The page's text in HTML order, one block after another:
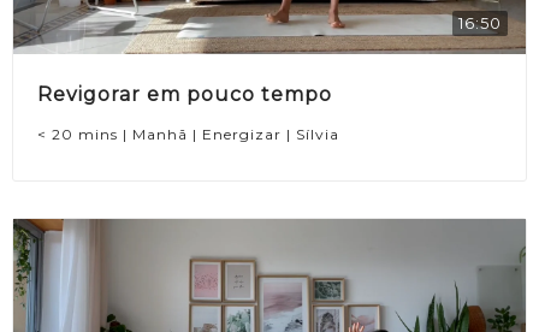
16:50
Revigorar em pouco tempo
< 20 mins | Manhã | Energizar | Sílvia